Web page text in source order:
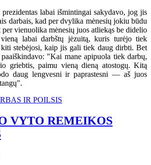
labai išmintingai sakydavo, jog jis
darbais, kad per dvylika mėnesių jokiu būdu
vienuolika mėnesių juos atliekąs be didelio
labai darbštų jėzuitą, kuris turėjo tiek
stebėjosi, kaip jis gali tiek daug dirbti. Bet
"Kai mane apipuola tiek darbų,
griebtis, paimu vieną dieną atostogų. Kitą
daug lengvesni ir paprastesni — aš juos
IR POILSIS
VYTO REMEIKOS